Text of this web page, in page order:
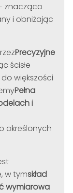
znacząco
i obniżając
Precyzyjne
ścisłe
większości
Pełna
i
określonych
w tymskład
wymiarowa